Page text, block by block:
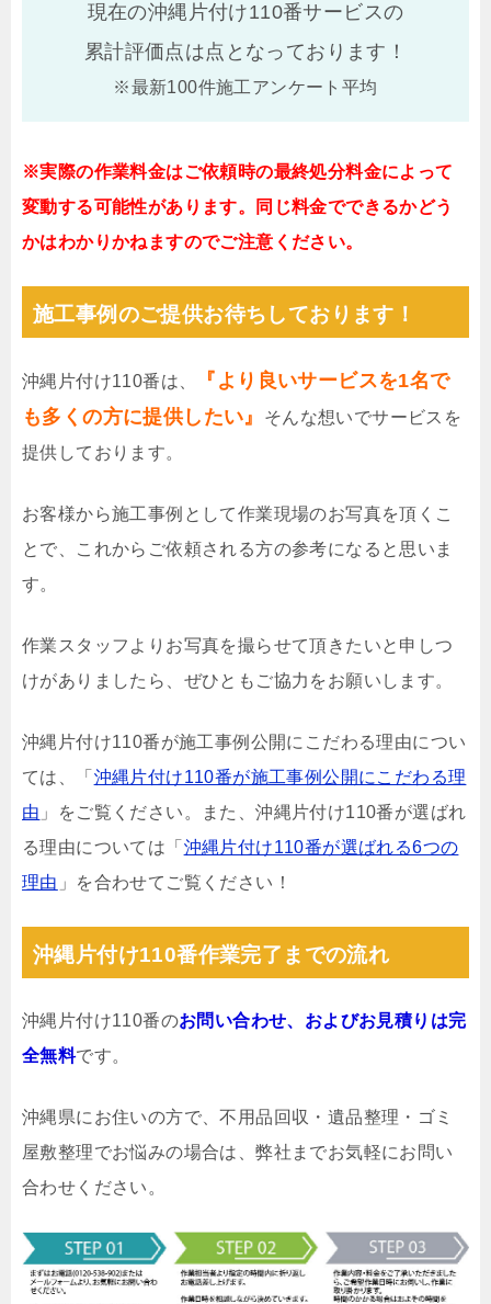
現在の沖縄片付け110番サービスの
累計評価点は点となっております！
※最新100件施工アンケート平均
※実際の作業料金はご依頼時の最終処分料金によって
変動する可能性があります。同じ料金でできるかどう
かはわかりかねますのでご注意ください。
施工事例のご提供お待ちしております！
沖縄片付け110番は、
『より良いサービスを1名で
も多くの方に提供したい』
そんな想いでサービスを
提供しております。
お客様から施工事例として作業現場のお写真を頂くこ
とで、これからご依頼される方の参考になると思いま
す。
作業スタッフよりお写真を撮らせて頂きたいと申しつ
けがありましたら、ぜひともご協力をお願いします。
沖縄片付け110番が施工事例公開にこだわる理由につい
ては、「 沖縄片付け110番が施工事例公開にこだわる理
由 」をご覧ください。また、沖縄片付け110番が選ばれ
る理由については「 沖縄片付け110番が選ばれる6つの
理由 」を合わせてご覧ください！
沖縄片付け110番作業完了までの流れ
沖縄片付け110番のお問い合わせ、およびお見積りは完
全無料です。
沖縄県にお住いの方で、不用品回収・遺品整理・ゴミ
屋敷整理でお悩みの場合は、弊社までお気軽にお問い
合わせください。